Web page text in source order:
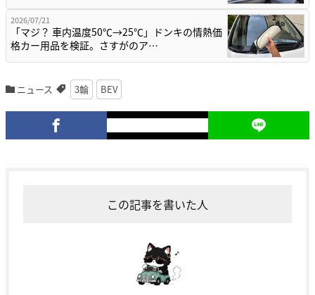
2026/07/21
「マジ？ 車内温度50℃→25℃」ドンキの情熱価
格カー用品を検証。さすがのア…
ニュース 3輪 BEV
この記事を書いた人